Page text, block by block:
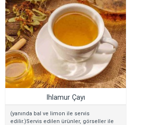
Ihlamur Çayı
(yanında bal ve limon ile servis
edilir.)Servis edilen ürünler, görseller ile